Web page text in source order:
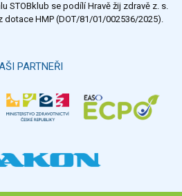
STOBklub se podílí Hravě žij zdravě z. s.
dotace HMP (DOT/81/01/002536/2025).
PARTNEŘI